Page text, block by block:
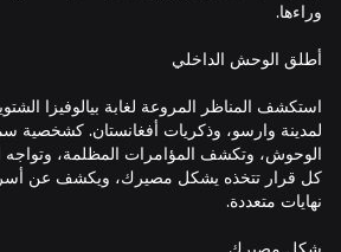
استكشف المناظر المروعة لغابة بيالوفيزا
لمدينة وارسو، وذكريات أفغانستان. كشخصية
الوحوش، وتكشف المؤامرات المظلمة، وتواجه
كل قرار تتخذه يشكل مصيرك، ويكشف عن